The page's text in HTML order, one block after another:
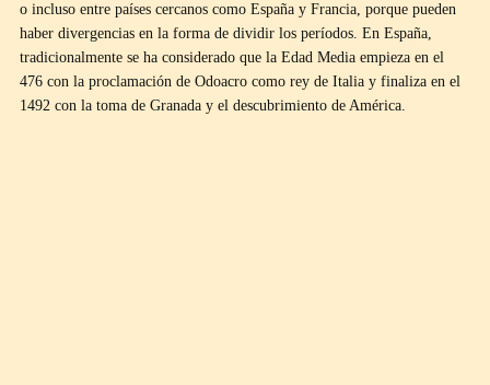
o incluso entre países cercanos como España y Francia, porque pueden
haber divergencias en la forma de dividir los períodos. En España,
tradicionalmente se ha considerado que la Edad Media empieza en el
476 con la proclamación de Odoacro como rey de Italia y finaliza en el
1492 con la toma de Granada y el descubrimiento de América.